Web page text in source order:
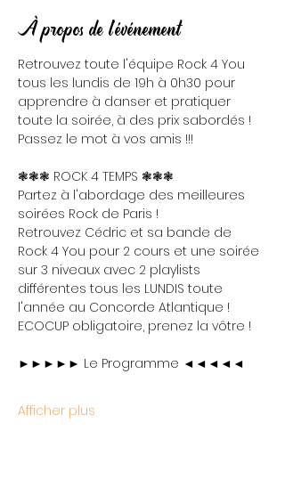
À propos de l'événement
Retrouvez toute l'équipe Rock 4 You
tous les lundis de 19h à 0h30 pour
apprendre à danser et pratiquer
toute la soirée, à des prix sabordés !
Passez le mot à vos amis !!!
❃❃❃ ROCK 4 TEMPS ❃❃❃
Partez à l'abordage des meilleures
soirées Rock de Paris !
Retrouvez Cédric et sa bande de
Rock 4 You pour 2 cours et une soirée
sur 3 niveaux avec 2 playlists
différentes tous les LUNDIS toute
l'année au Concorde Atlantique !
ECOCUP obligatoire, prenez la vôtre !
►►►►► Le Programme ◄◄◄◄◄
Afficher plus